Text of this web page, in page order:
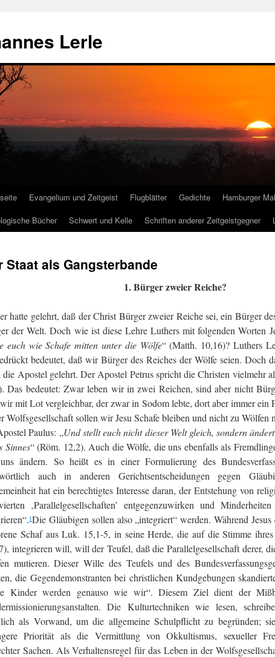
Lerle
Evangelium und Zeitgeist Flugblätter Gedichte Hamburger
Bücher
Schwert und Kelle Schriften anderer Zeitgeistgegner
Staat als Gangsterbande
1. Bürger zweier Reiche?
hatte gelehrt, daß der Christ Bürger zweier Reiche sei, ein Bürger
der Welt. Doch wie ist diese Lehre Luthers mit folgenden Worten
euch wie Schafe mitten unter die Wölfe“ (Matth. 10,16)? Luthers
bedeutet, daß wir Bürger des Reiches der Wölfe seien. Doch
die Apostel gelehrt. Der Apostel Petrus spricht die Christen vielmehr
Das bedeutet: Zwar leben wir in zwei Reichen, sind aber nicht
mit Lot vergleichbar, der zwar in Sodom lebte, dort aber immer ein
Wolfsgesellschaft sollen wir Jesu Schafe bleiben und nicht zu Wölfen
Paulus: „Und stellt euch nicht dieser Welt gleich, sondern
Sinnes“ (Röm. 12,2). Auch die Wölfe, die uns ebenfalls als
ändern. So heißt es in einer Formulierung des
auch in anderen Gerichtsentscheidungen gegen
hat ein berechtigtes Interesse daran, der Entstehung von
‚Parallelgesellschaften’ entgegenzuwirken und
1Die Gläubigen sollen also „integriert“ werden. Während
Schaf aus Luk. 15,1-5, in seine Herde, die auf die Stimme
integrieren will, will der Teufel, daß die Parallelgesellschaft derer,
mutieren. Dieser Wille des Teufels und des
die Gegendemonstranten bei christlichen Kundgebungen
Kinder werden genauso wie wir“. Diesem Ziel dient der
Die Kulturtechniken wie lesen,
als Vorwand, um die allgemeine Schulpflicht zu begründen;
Priorität als die Vermittlung von Okkultismus, sexueller
Sachen. Als Verhaltensregel für das Leben in der